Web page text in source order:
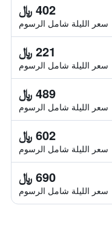
402 ﷼
سعر الليلة شامل الرسوم
221 ﷼
سعر الليلة شامل الرسوم
489 ﷼
سعر الليلة شامل الرسوم
602 ﷼
سعر الليلة شامل الرسوم
690 ﷼
سعر الليلة شامل الرسوم